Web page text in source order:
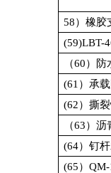
58）橡胶
(59)LBT-
（60）防
(61 ）承
(62）撕
（63）沥
(64）钉
(65） QM-